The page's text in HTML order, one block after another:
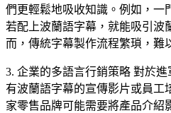
們更輕鬆地吸收知識。例如，一
若配上波蘭語字幕，就能吸引波
而，傳統字幕製作流程繁瑣，難
3. 企業的多語言行銷策略 對於
有波蘭語字幕的宣傳影片或員工
家零售品牌可能需要將產品介紹